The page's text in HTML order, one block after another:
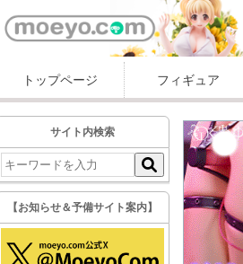
トップページ フィギュア
サイト内検索
【お知らせ＆予備サイト案内】